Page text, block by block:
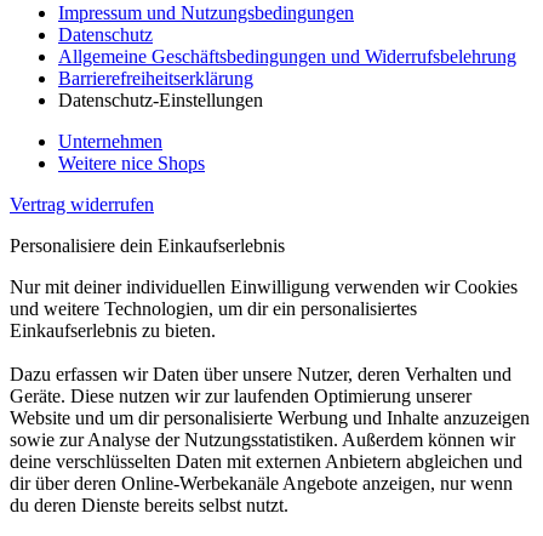
Impressum und Nutzungsbedingungen
Datenschutz
Allgemeine Geschäftsbedingungen und Widerrufsbelehrung
Barrierefreiheitserklärung
Datenschutz-Einstellungen
Unternehmen
Weitere nice Shops
Vertrag widerrufen
Personalisiere dein Einkaufserlebnis
Nur mit deiner individuellen Einwilligung verwenden wir Cookies
und weitere Technologien, um dir ein personalisiertes
Einkaufserlebnis zu bieten.
Dazu erfassen wir Daten über unsere Nutzer, deren Verhalten und
Geräte. Diese nutzen wir zur laufenden Optimierung unserer
Website und um dir personalisierte Werbung und Inhalte anzuzeigen
sowie zur Analyse der Nutzungsstatistiken. Außerdem können wir
deine verschlüsselten Daten mit externen Anbietern abgleichen und
dir über deren Online-Werbekanäle Angebote anzeigen, nur wenn
du deren Dienste bereits selbst nutzt.